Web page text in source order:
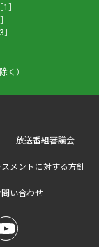
］
く）
放送番組審議会
メントに対する方針
問い合わせ